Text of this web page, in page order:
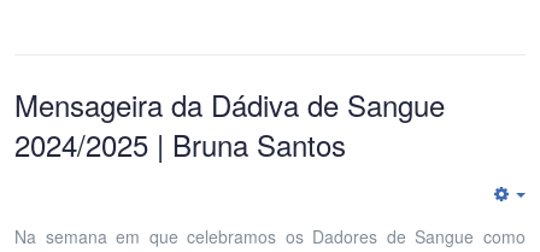
Mensageira da Dádiva de Sangue
2024/2025 | Bruna Santos
Na semana em que celebramos os Dadores de Sangue como